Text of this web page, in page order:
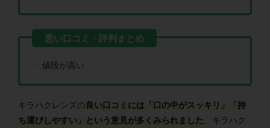
値段が高い
キラハクレンズの 良い口コミには「口の中がスッキリ」「持
ち運びしやすい」という意見が多くみられました 。キラハク